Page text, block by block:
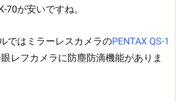
70が安いですね。
ではミラーレスカメラのPENTAX QS-1
レフカメラに防塵防滴機能がありま